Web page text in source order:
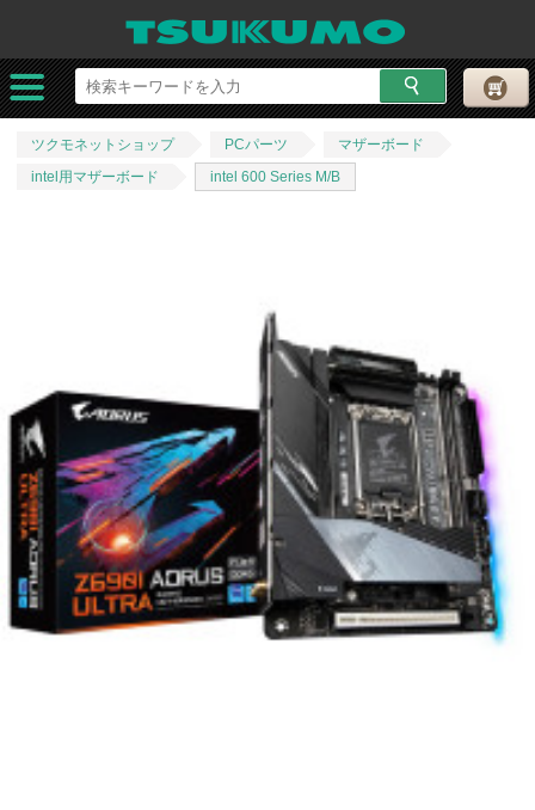
ツクモネットショップ PCパーツ
マザーボード
intel用マザーボード
intel 600 Series M/B